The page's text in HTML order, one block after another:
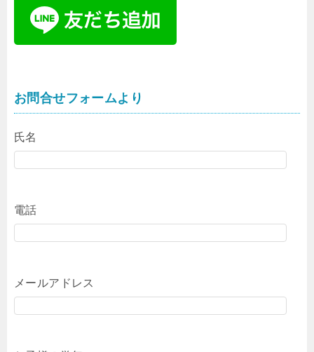
お問合せフォームより
氏名
電話
メールアドレス